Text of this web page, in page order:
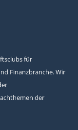
für
Finanzbranche. Wir
der